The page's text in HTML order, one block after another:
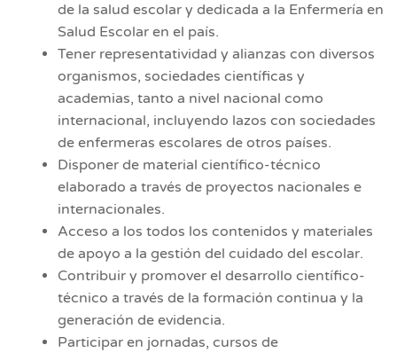
de la salud escolar y dedicada a la Enfermería en
Salud Escolar en el país.
Tener representatividad y alianzas con diversos
organismos, sociedades científicas y
academias, tanto a nivel nacional como
internacional, incluyendo lazos con sociedades
de enfermeras escolares de otros países.
Disponer de material científico-técnico
elaborado a través de proyectos nacionales e
internacionales.
Acceso a los todos los contenidos y materiales
de apoyo a la gestión del cuidado del escolar.
Contribuir y promover el desarrollo científico-
técnico a través de la formación continua y la
generación de evidencia.
Participar en jornadas, cursos de